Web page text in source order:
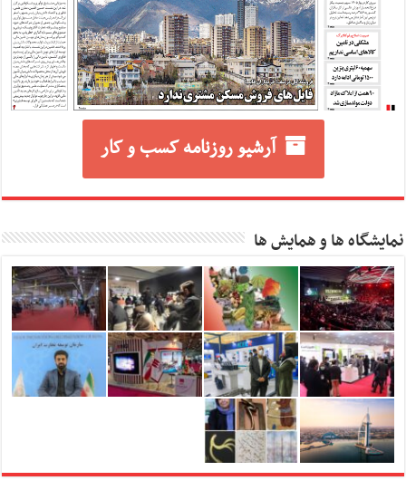
آرشیو روزنامه کسب و کار
نمایشگاه ها و همایش ها